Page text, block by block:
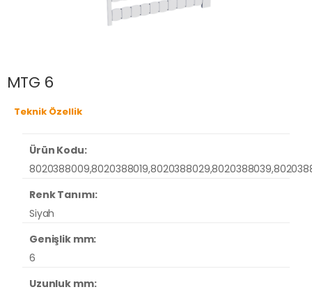
MTG 6
Teknik Özellik
Ürün Kodu:
Renk Tanımı:
Siyah
Genişlik mm:
6
Uzunluk mm: